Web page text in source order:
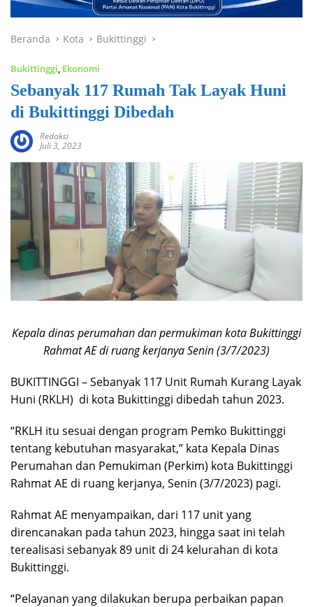
Beranda Kota Bukittinggi
Bukittinggi Ekonomi
Sebanyak 117 Rumah Tak Layak Huni
di Bukittinggi Dibedah
Redaksi
Juli 3, 2023
Kepala dinas perumahan dan permukiman kota Bukittinggi
Rahmat AE di ruang kerjanya Senin (3/7/2023)
BUKITTINGGI – Sebanyak 117 Unit Rumah Kurang Layak
Huni (RKLH) di kota Bukittinggi dibedah tahun 2023.
“RKLH itu sesuai dengan program Pemko Bukittinggi
tentang kebutuhan masyarakat,” kata Kepala Dinas
Perumahan dan Pemukiman (Perkim) kota Bukittinggi
Rahmat AE di ruang kerjanya, Senin (3/7/2023) pagi.
Rahmat AE menyampaikan, dari 117 unit yang
direncanakan pada tahun 2023, hingga saat ini telah
terealisasi sebanyak 89 unit di 24 kelurahan di kota
Bukittinggi.
“Pelayanan yang dilakukan berupa perbaikan papan